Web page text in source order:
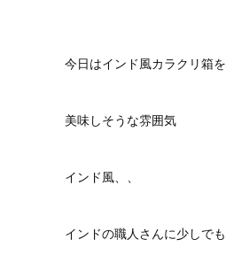
今日はインド風カラクリ箱
美味しそうな雰囲気
インド風、、
インドの職人さんに少しで